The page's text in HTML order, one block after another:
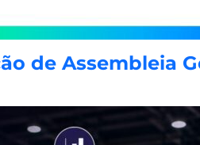
de Assembleia